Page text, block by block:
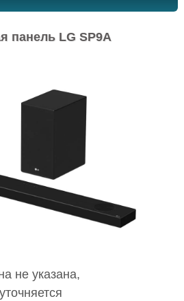
панель LG SP9A
не указана,
уточняется